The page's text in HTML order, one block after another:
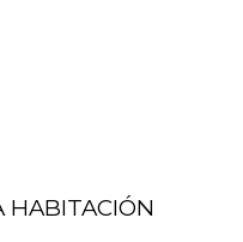
HABITACIÓN